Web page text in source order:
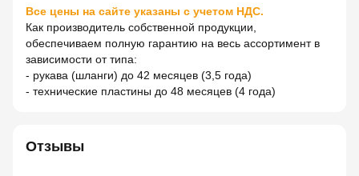
Все цены на сайте указаны с учетом НДС.
Как производитель собственной продукции,
обеспечиваем полную гарантию на весь ассортимент в
зависимости от типа:
- рукава (шланги) до 42 месяцев (3,5 года)
- технические пластины до 48 месяцев (4 года)
Отзывы